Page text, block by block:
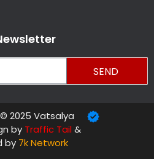
SEND
2025 Vatsalya
by Traffic Tail&
by 7k Network